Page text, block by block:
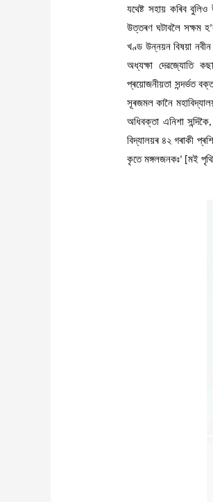
যথেষ্ট সহায় কৰিব বুলিও
উত্তৰণ ঘটাবলৈ সক্ষম হ’
খণ্ড উন্নয়ন বিষয়া নবীন
অধ্যক্ষা দেৱজ্যোতি
প্ৰয়োজনীয়তা সন্দৰ্ভত
সূৰজমল কানৈ
অধিবক্তা এনিশা সন্দিকৈ
বিদ্যালয়ৰ ৪২ গৰাকী
কৃতে মঙ্গলজনকঃ’ [মই